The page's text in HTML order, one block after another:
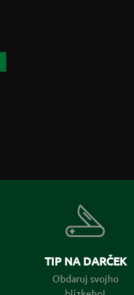
TIP NA DARČEK
Obdaruj svojho